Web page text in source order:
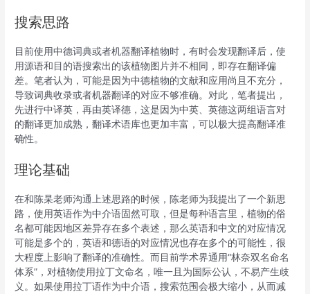
搜索思路
目前使用中德词典或者机器翻译植物时，有时会发现翻译后，使
用源语和目的语搜索出的该植物图片并不相同，即存在翻译偏
差。笔者认为，可能是因为中德植物的文献和应用尚且不充分，
导致词典收录或者机器翻译的对应不够准确。对此，笔者提出，
先进行中译英，再由英译德，这是因为中英、英德这两组语言对
的翻译更加成熟，翻译术语库也更加丰富，可以极大提高翻译准
确性。
理论基础
在和陈杲老师沟通上述思路的时候，陈老师为我提出了一个新思
路，使用英语作为中介语固然可取，但是每种语言里，植物的俗
名都可能因地区差异存在多个表述，那么英语和中文的对应情况
可能是多个的，英语和德语的对应情况也存在多个的可能性，很
大程度上影响了翻译的准确性。而目前学术界通用“林奈双名命名
体系”，对植物使用拉丁文命名，唯一且为国际公认，不易产生歧
义。如果使用拉丁语作为中介语，搜索范围会极大缩小，从而减